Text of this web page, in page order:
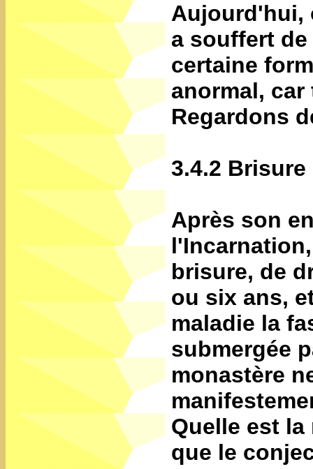
Aujourd'hui,
a souffert
certaine
anormal,
Regardons
3.4.2
Après son
brisure, de
ou six ans,
maladie la
submergée
monastère
Quelle est
que le